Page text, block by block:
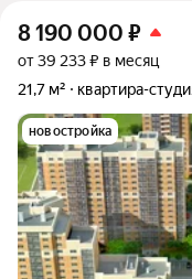
8 190 000 ₽
от 39 233 ₽ в месяц
21,7 м²
квартира-
новостройка